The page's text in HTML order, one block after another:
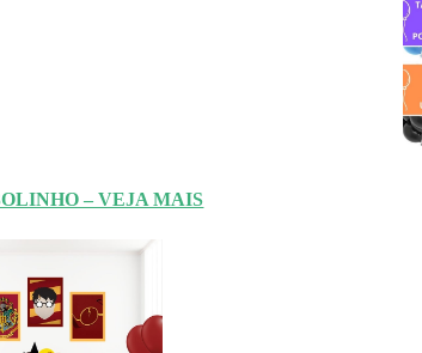
– VEJA MAIS